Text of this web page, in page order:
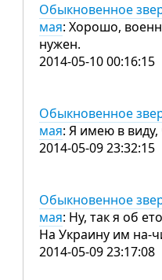
Обыкновенное
мая: Хорошо,
нужен.
2014-05-10 00:16:15
Обыкновенное
мая: Я имею в
2014-05-09 23:32:15
Обыкновенное
мая: Ну, так я об
На Украину им на-
2014-05-09 23:17:08